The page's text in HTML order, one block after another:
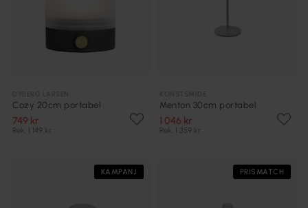
Cozy 20cm portabel
749 kr
Rek. 1 149 kr
Menton 30cm portabel
1 046 kr
Rek. 1 359 kr
KAMPANJ PRISMATCH